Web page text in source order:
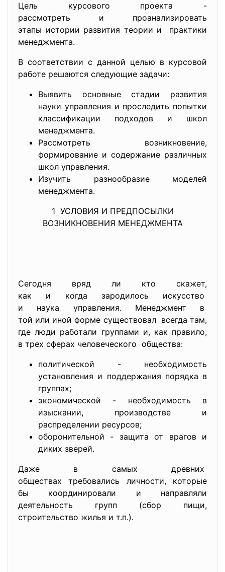
Цель курсового проекта -
рассмотреть и проанализировать
этапы истории развития теории и практики
менеджмента.
В соответствии с данной целью в курсовой
работе решаются следующие задачи:
Выявить основные стадии развития
науки управления и проследить попытки
классификации подходов и школ
менеджмента.
Рассмотреть возникновение,
формирование и содержание различных
школ управления.
Изучить разнообразие моделей
менеджмента.
1 УСЛОВИЯ И ПРЕДПОСЫЛКИ
ВОЗНИКНОВЕНИЯ МЕНЕДЖМЕНТА
Сегодня вряд ли кто скажет,
как и когда зародилось искусство
и наука управления. Менеджмент в
той или иной форме существовал всегда там,
где люди работали группами и, как правило,
в трех сферах человеческого общества:
политической - необходимость
установления и поддержания порядка в
группах;
экономической - необходимость в
изыскании, производстве и
распределении ресурсов;
оборонительной - защита от врагов и
диких зверей.
Даже в самых древних
обществах требовались личности, которые
бы координировали и направляли
деятельность групп (сбор пищи,
строительство жилья и т.п.).